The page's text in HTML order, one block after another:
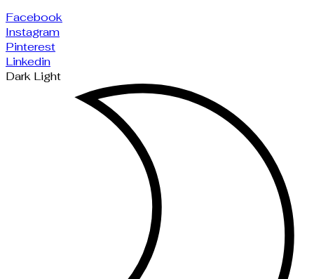
Facebook
Instagram
Pinterest
Linkedin
Dark Light